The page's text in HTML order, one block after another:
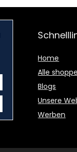
Home
Alle
Blogs
Unsere
Werben